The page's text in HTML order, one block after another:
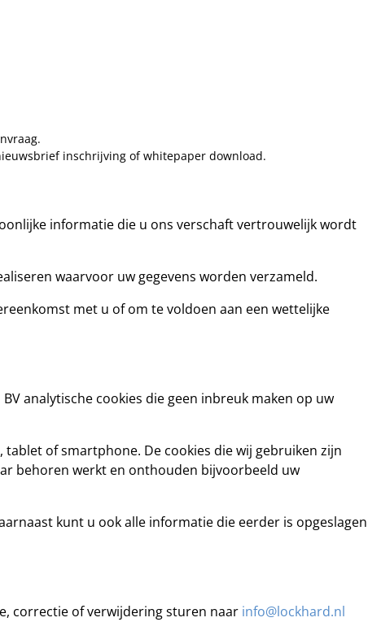
inschrijving of whitepaper download.
informatie die u ons verschaft vertrouwelijk wordt
waarvoor uw gegevens worden verzameld.
met u of om te voldoen aan een wettelijke
analytische cookies die geen inbreuk maken op uw
of smartphone. De cookies die wij gebruiken zijn
behoren werkt en onthouden bijvoorbeeld uw
kunt u ook alle informatie die eerder is opgeslagen
correctie of verwijdering sturen naar info@lockhard.nl